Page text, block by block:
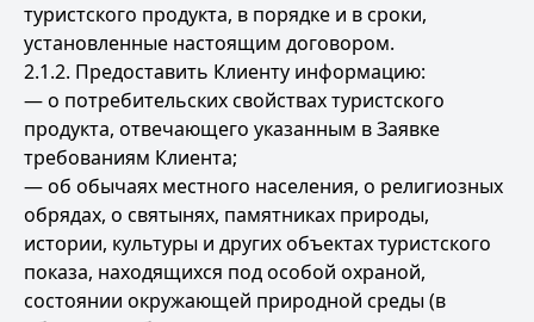
туристского продукта, в порядке и в сроки,
установленные настоящим договором.
2.1.2. Предоставить Клиенту информацию:
— о потребительских свойствах туристского
продукта, отвечающего указанным в Заявке
требованиям Клиента;
— об обычаях местного населения, о религиозных
обрядах, о святынях, памятниках природы,
истории, культуры и других объектах туристского
показа, находящихся под особой охраной,
состоянии окружающей природной среды (в